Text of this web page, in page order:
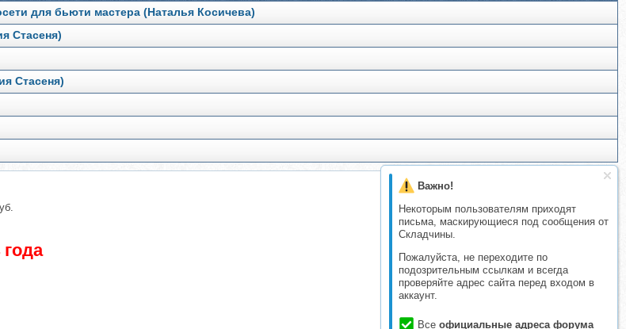
Важно!
Некоторым пользователям приходят
письма, маскирующиеся под сообщения от
Складчины.
Пожалуйста, не переходите по
подозрительным ссылкам и всегда
проверяйте адрес сайта перед входом в
аккаунт.
Все официальные адреса форума
для бьюти мастера (Наталья Косичева)
Стасеня)
Стасеня)